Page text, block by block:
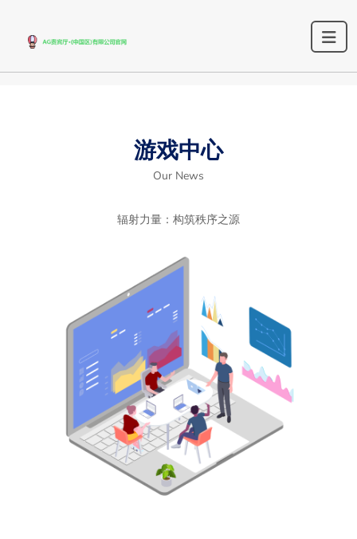
游戏中心
Our News
辐射力量：构筑秩序之源